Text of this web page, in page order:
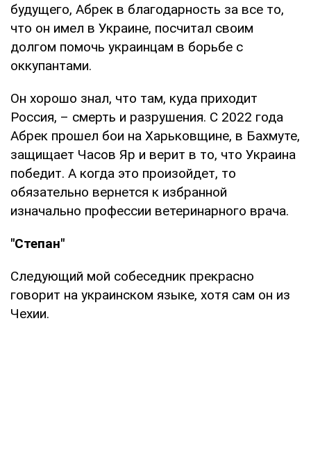
будущего, Абрек в благодарность за все то,
что он имел в Украине, посчитал своим
долгом помочь украинцам в борьбе с
оккупантами.
Он хорошо знал, что там, куда приходит
Россия, – смерть и разрушения. С 2022 года
Абрек прошел бои на Харьковщине, в Бахмуте,
защищает Часов Яр и верит в то, что Украина
победит. А когда это произойдет, то
обязательно вернется к избранной
изначально профессии ветеринарного врача.
"Степан"
Следующий мой собеседник прекрасно
говорит на украинском языке, хотя сам он из
Чехии.